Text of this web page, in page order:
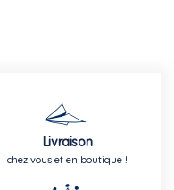
Livraison
chez vous et en boutique !